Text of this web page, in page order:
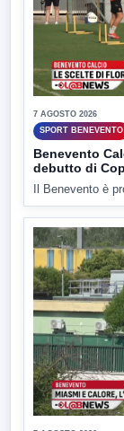
7 AGOSTO 2026
SPORT BENEVENTO
Benevento
debutto di
Il Benevento è